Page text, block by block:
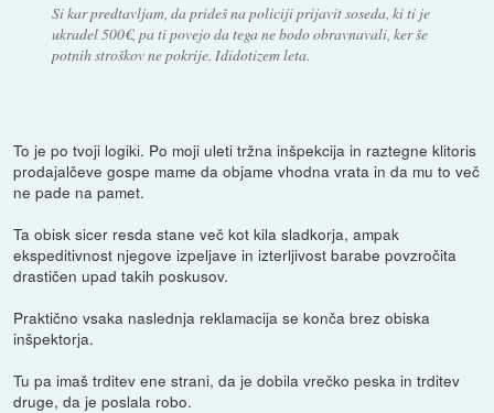
Si kar predtavljam, da prideš na policiji prijavit soseda, ki ti je
ukradel 500€, pa ti povejo da tega ne bodo obravnavali, ker še
potnih stroškov ne pokrije. Ididotizem leta.
To je po tvoji logiki. Po moji uleti tržna inšpekcija in raztegne klitoris
prodajalčeve gospe mame da objame vhodna vrata in da mu to več
ne pade na pamet.
Ta obisk sicer resda stane več kot kila sladkorja, ampak
ekspeditivnost njegove izpeljave in izterljivost barabe povzročita
drastičen upad takih poskusov.
Praktično vsaka naslednja reklamacija se konča brez obiska
inšpektorja.
Tu pa imaš trditev ene strani, da je dobila vrečko peska in trditev
druge, da je poslala robo.